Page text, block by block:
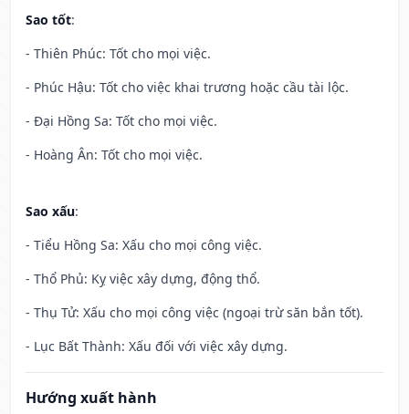
Sao tốt:
- Thiên Phúc: Tốt cho mọi việc.
- Phúc Hậu: Tốt cho việc khai trương hoặc cầu tài lộc.
- Đại Hồng Sa: Tốt cho mọi việc.
- Hoàng Ân: Tốt cho mọi việc.
Sao xấu:
- Tiểu Hồng Sa: Xấu cho mọi công việc.
- Thổ Phủ: Kỵ việc xây dựng, động thổ.
- Thụ Tử: Xấu cho mọi công việc (ngoại trừ săn bắn tốt).
- Lục Bất Thành: Xấu đối với việc xây dựng.
Hướng xuất hành